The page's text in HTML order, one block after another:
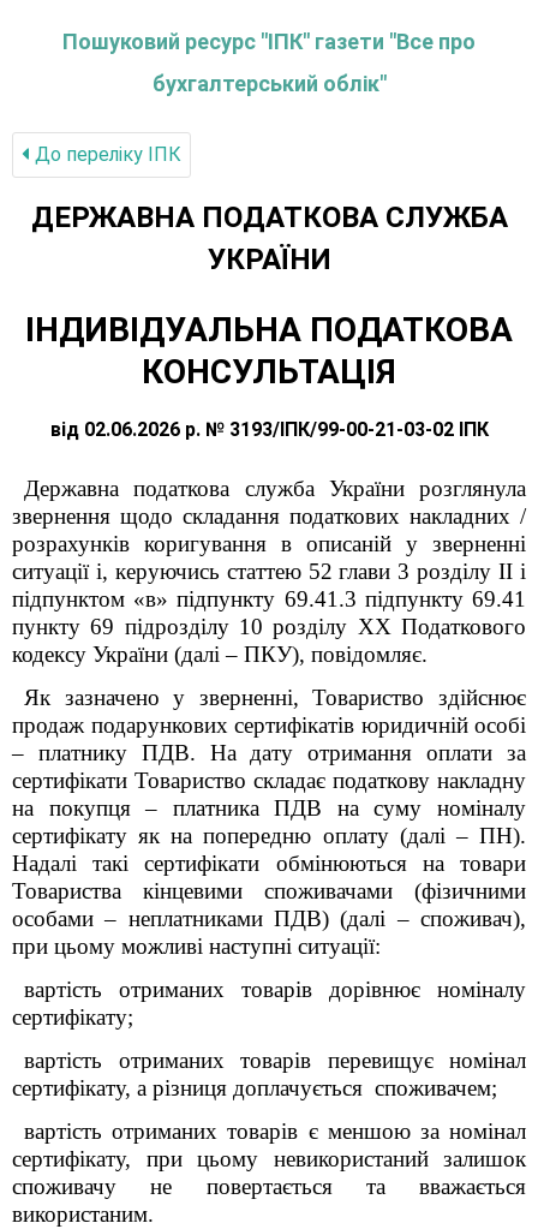
Пошуковий ресурс "ІПК" газети "Все про
бухгалтерський облік"
До переліку IПК
ДЕРЖАВНА ПОДАТКОВА СЛУЖБА
УКРАЇНИ
ІНДИВІДУАЛЬНА ПОДАТКОВА
КОНСУЛЬТАЦІЯ
від 02.06.2026 р. № 3193/ІПК/99-00-21-03-02 ІПК
Державна податкова служба України розглянула
звернення щодо складання податкових накладних /
розрахунків коригування в описаній у зверненні
ситуації і, керуючись статтею 52 глави 3 розділу ІІ і
підпунктом «в» підпункту 69.41.3 підпункту 69.41
пункту 69 підрозділу 10 розділу ХХ Податкового
кодексу України (далі – ПКУ), повідомляє.
Як зазначено у зверненні, Товариство здійснює
продаж подарункових сертифікатів юридичній особі
– платнику ПДВ. На дату отримання оплати за
сертифікати Товариство складає податкову накладну
на покупця – платника ПДВ на суму номіналу
сертифікату як на попередню оплату (далі – ПН).
Надалі такі сертифікати обмінюються на товари
Товариства кінцевими споживачами (фізичними
особами – неплатниками ПДВ) (далі – споживач),
при цьому можливі наступні ситуації:
вартість отриманих товарів дорівнює номіналу
сертифікату;
вартість отриманих товарів перевищує номінал
сертифікату, а різниця доплачується споживачем;
вартість отриманих товарів є меншою за номінал
сертифікату, при цьому невикористаний залишок
споживачу не повертається та вважається
використаним.